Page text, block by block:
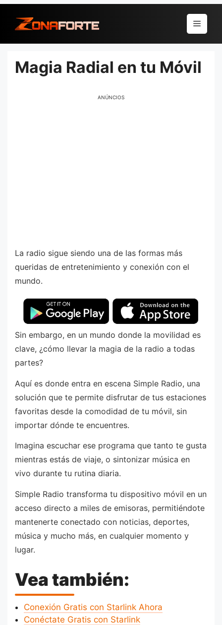
para
conteúdo
Menu
Magia Radial en tu Móvil
ANÚNCIOS
La radio sigue siendo una de las formas más
queridas de entretenimiento y conexión con el
mundo.
Sin embargo, en un mundo donde la movilidad es
clave, ¿cómo llevar la magia de la radio a todas
partes?
Aquí es donde entra en escena Simple Radio, una
solución que te permite disfrutar de tus estaciones
favoritas desde la comodidad de tu móvil, sin
importar dónde te encuentres.
Imagina escuchar ese programa que tanto te gusta
mientras estás de viaje, o sintonizar música en
vivo durante tu rutina diaria.
Simple Radio transforma tu dispositivo móvil en un
acceso directo a miles de emisoras, permitiéndote
mantenerte conectado con noticias, deportes,
música y mucho más, en cualquier momento y
lugar.
Vea también:
Conexión Gratis con Starlink Ahora
Conéctate Gratis con Starlink